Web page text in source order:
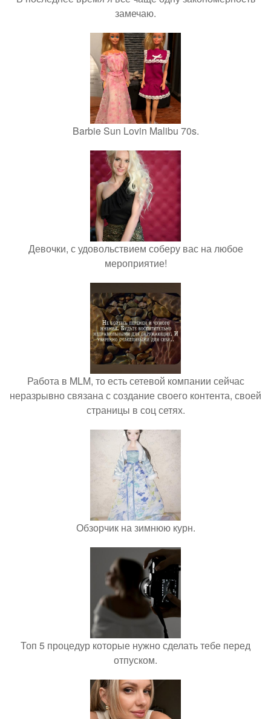
замечаю.
Barbie Sun Lovin Malibu 70s.
Девочки, с удовольствием соберу вас на любое
мероприятие!
Работа в MLM, то есть сетевой компании сейчас
неразрывно связана с создание своего контента, своей
страницы в соц сетях.
Обзорчик на зимнюю курн.
Топ 5 процедур которые нужно сделать тебе перед
отпуском.